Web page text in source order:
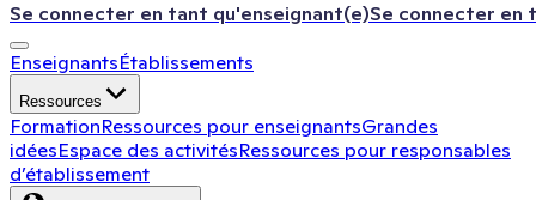
Se connecter en tant qu'enseignant(e)Se connecter en
EnseignantsÉtablissements
Ressources
FormationRessources pour enseignantsGrandes
idéesEspace des activitésRessources pour responsables
d’établissement